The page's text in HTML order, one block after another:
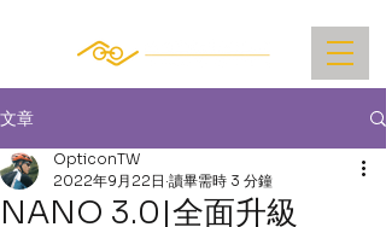
文章
NANO 3.0|全面升級
OpticonTW
2022年9月22日 讀畢需時 3 分鐘